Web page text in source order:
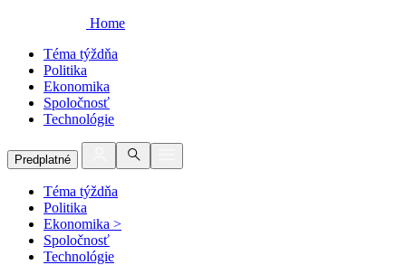
Home
Téma týždňa
Politika
Ekonomika
Spoločnosť
Technológie
Predplatné
Téma týždňa
Politika
Ekonomika >
Spoločnosť
Technológie